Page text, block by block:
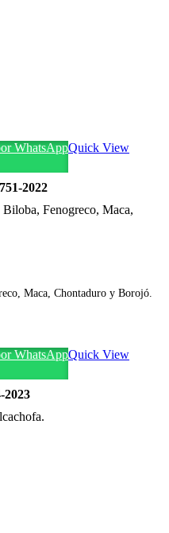
WhatsAppQuick View
2022
Fenogreco, Maca,
Maca, Chontaduro y Borojó.
WhatsAppQuick View
2023